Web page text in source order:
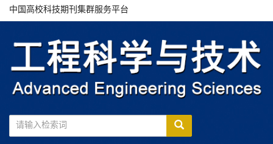
中国高校科技期刊集群服务平台